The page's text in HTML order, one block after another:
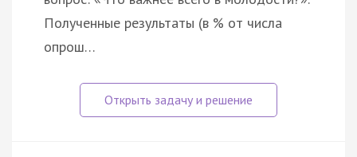
Полученные результаты (в % от числа
опрош…